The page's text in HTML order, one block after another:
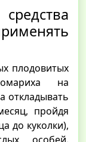
плодовитых
на
откладывать
пройдя
до куколки),